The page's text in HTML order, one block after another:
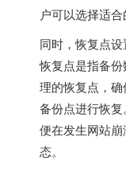
户可以选择适合
同时，恢复点设
恢复点是指备
理的恢复点，
备份点进行恢
便在发生网站
态。